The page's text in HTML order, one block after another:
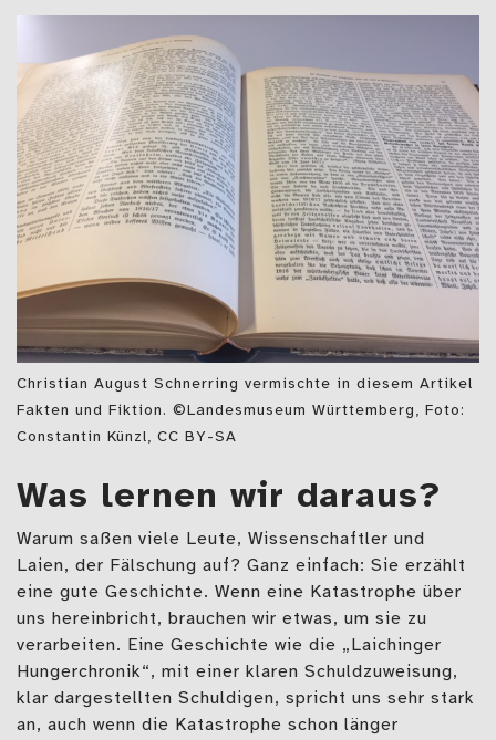
Christian August Schnerring vermischte in diesem Artikel
Fakten und Fiktion. ©Landesmuseum Württemberg, Foto:
Constantin Künzl, CC BY-SA
Was lernen wir daraus?
Warum saßen viele Leute, Wissenschaftler und
Laien, der Fälschung auf? Ganz einfach: Sie erzählt
eine gute Geschichte. Wenn eine Katastrophe über
uns hereinbricht, brauchen wir etwas, um sie zu
verarbeiten. Eine Geschichte wie die „Laichinger
Hungerchronik“, mit einer klaren Schuldzuweisung,
klar dargestellten Schuldigen, spricht uns sehr stark
an, auch wenn die Katastrophe schon länger